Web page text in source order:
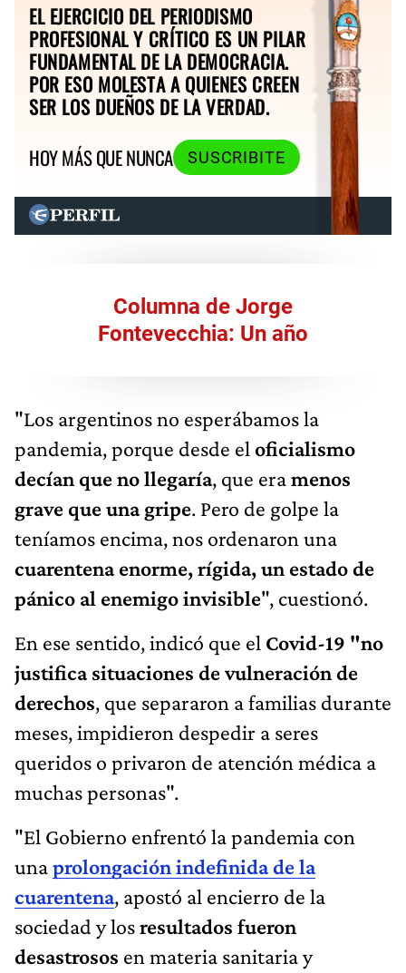
EL EJERCICIO DEL PERIODISMO
PROFESIONAL Y CRÍTICO ES UN PILAR
FUNDAMENTAL DE LA DEMOCRACIA.
POR ESO MOLESTA A QUIENES CREEN
SER LOS DUEÑOS DE LA VERDAD.
HOY MÁS QUE NUNCA
SUSCRIBITE
Columna de Jorge
Fontevecchia: Un año
"Los argentinos no esperábamos la
pandemia, porque desde el oficialismo
decían que no llegaría, que eramenos
grave que una gripe. Pero de golpe la
teníamos encima, nos ordenaron una
cuarentena enorme, rígida, un estado de
pánico al enemigo invisible", cuestionó.
En ese sentido, indicó que el Covid-19 "no
justifica situaciones de vulneración de
derechos, que separaron a familias durante
meses, impidieron despedir a seres
queridos o privaron de atención médica a
muchas personas".
"El Gobierno enfrentó la pandemia con
unaprolongación indefinida de la
cuarentena, apostó al encierro de la
sociedad y losresultados fueron
desastrosos en materia sanitaria y